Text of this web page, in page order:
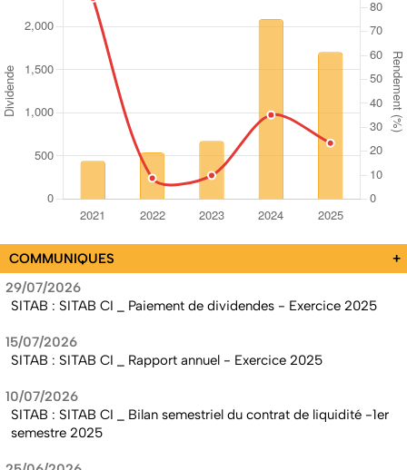
COMMUNIQUES
+
29/07/2026
SITAB : SITAB CI _ Paiement de dividendes - Exercice 2025
15/07/2026
SITAB : SITAB CI _ Rapport annuel - Exercice 2025
10/07/2026
SITAB : SITAB CI _ Bilan semestriel du contrat de liquidité -1er
semestre 2025